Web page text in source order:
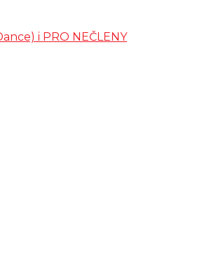
i PRO NEČLENY